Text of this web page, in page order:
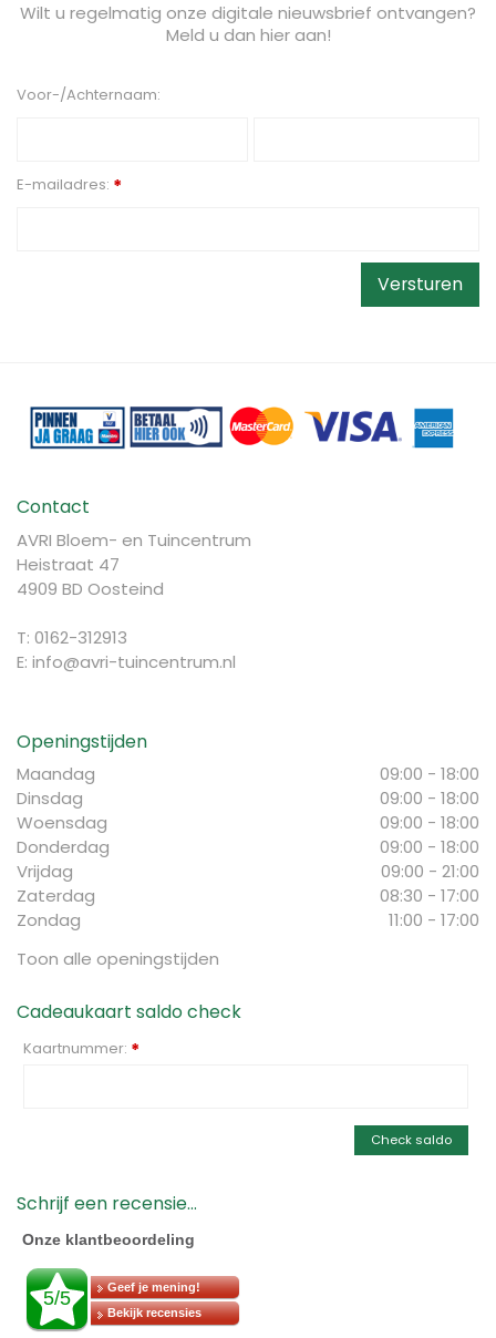
Wilt u regelmatig onze digitale nieuwsbrief ontvangen?
Meld u dan hier aan!
Voor-/Achternaam:
E-mailadres: *
Contact
AVRI Bloem- en Tuincentrum
Heistraat 47
4909 BD Oosteind
T: 0162-312913
E: info@avri-tuincentrum.nl
Openingstijden
Maandag
09:00 - 18:00
Dinsdag
09:00 - 18:00
Woensdag
09:00 - 18:00
Donderdag
09:00 - 18:00
Vrijdag
09:00 - 21:00
Zaterdag
08:30 - 17:00
Zondag
11:00 - 17:00
Toon alle openingstijden
Cadeaukaart saldo check
Kaartnummer: *
Check saldo
Schrijf een recensie...